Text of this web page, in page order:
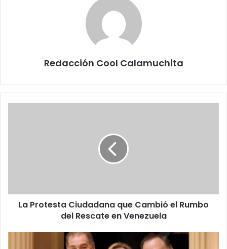
Redacción Cool Calamuchita
Rescate
La Protesta Ciudadana que Cambió el Rumbo
del Rescate en Venezuela